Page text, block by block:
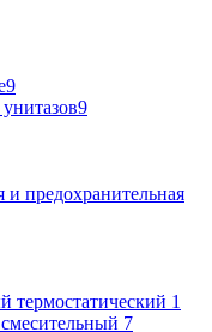
9
9
предохранительная
термостатический 1
7